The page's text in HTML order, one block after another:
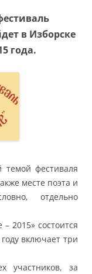
в Изборске
года.
фестиваля
месте поэта и
отдельно
2015» состоится
включает три
участников, за